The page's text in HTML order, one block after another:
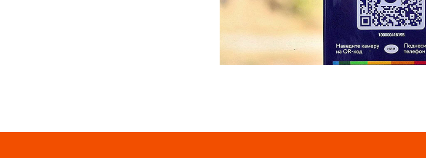
код. Если зайти в свой мобильный банк, значок